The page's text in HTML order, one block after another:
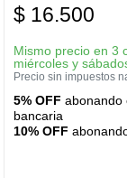
$ 16.500
Mismo precio en 3
miércoles y
Precio sin impuestos
5% OFF abonando
bancaria
10% OFF